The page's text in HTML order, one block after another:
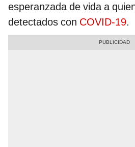
esperanzada de vida a
detectados con COVID-19.